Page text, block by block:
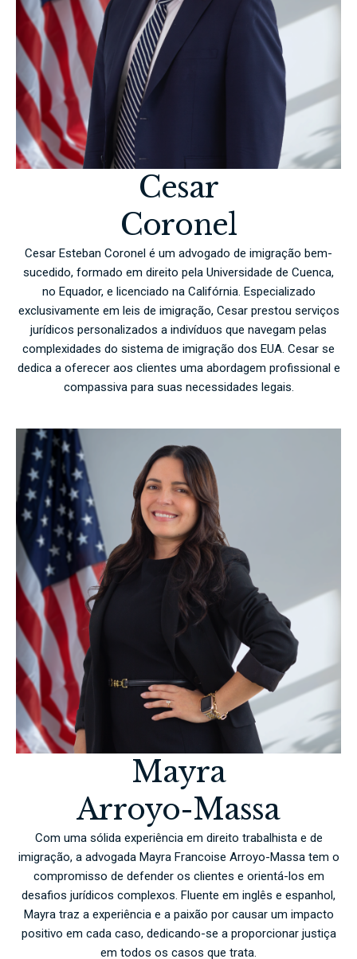
Cesar
Coronel
Cesar Esteban Coronel é um advogado de imigração bem-
sucedido, formado em direito pela Universidade de Cuenca,
no Equador, e licenciado na Califórnia. Especializado
exclusivamente em leis de imigração, Cesar prestou serviços
jurídicos personalizados a indivíduos que navegam pelas
complexidades do sistema de imigração dos EUA. Cesar se
dedica a oferecer aos clientes uma abordagem profissional e
compassiva para suas necessidades legais.
Mayra
Arroyo-Massa
Com uma sólida experiência em direito trabalhista e de
imigração, a advogada Mayra Francoise Arroyo-Massa tem o
compromisso de defender os clientes e orientá-los em
desafios jurídicos complexos. Fluente em inglês e espanhol,
Mayra traz a experiência e a paixão por causar um impacto
positivo em cada caso, dedicando-se a proporcionar justiça
em todos os casos que trata.